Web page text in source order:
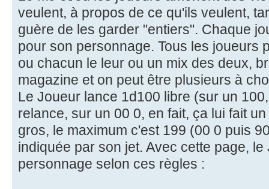
veulent, à propos de ce qu'ils veulent,
guère de les garder "entiers". Chaque
pour son personnage. Tous les joueurs
ou chacun le leur ou un mix des deux,
magazine et on peut être plusieurs à
Le Joueur lance 1d100 libre (sur un
relance, sur un 00 0, en fait, ça lui fait
gros, le maximum c'est 199 (00 0 puis
indiquée par son jet. Avec cette page,
personnage selon ces règles :